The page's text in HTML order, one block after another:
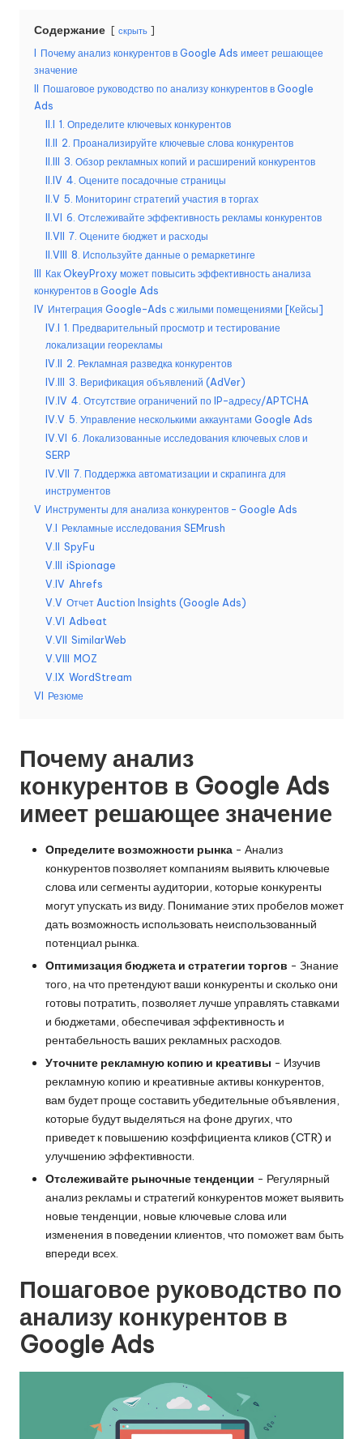
п
я
п
р
-
k
e
y
Содержание скрыть
I Почему анализ конкурентов в Google Ads имеет решающее
значение
II Пошаговое руководство по анализу конкурентов в Google
Ads
II.I 1. Определите ключевых конкурентов
II.II 2. Проанализируйте ключевые слова конкурентов
II.III 3. Обзор рекламных копий и расширений конкурентов
II.IV 4. Оцените посадочные страницы
II.V 5. Мониторинг стратегий участия в торгах
II.VI 6. Отслеживайте эффективность рекламы конкурентов
II.VII 7. Оцените бюджет и расходы
II.VIII 8. Используйте данные о ремаркетинге
III Как OkeyProxy может повысить эффективность анализа
конкурентов в Google Ads
IV Интеграция Google-Ads с жилыми помещениями [Кейсы]
IV.I 1. Предварительный просмотр и тестирование
локализации георекламы
IV.II 2. Рекламная разведка конкурентов
IV.III 3. Верификация объявлений (AdVer)
IV.IV 4. Отсутствие ограничений по IP-адресу/APTCHA
IV.V 5. Управление несколькими аккаунтами Google Ads
IV.VI 6. Локализованные исследования ключевых слов и
SERP
IV.VII 7. Поддержка автоматизации и скрапинга для
инструментов
V Инструменты для анализа конкурентов - Google Ads
V.I Рекламные исследования SEMrush
V.II SpyFu
V.III iSpionage
V.IV Ahrefs
V.V Отчет Auction Insights (Google Ads)
V.VI Adbeat
V.VII SimilarWeb
V.VIII MOZ
V.IX WordStream
VI Резюме
Почему анализ
конкурентов в Google Ads
имеет решающее значение
Определите возможности рынка - Анализ
конкурентов позволяет компаниям выявить ключевые
слова или сегменты аудитории, которые конкуренты
могут упускать из виду. Понимание этих пробелов может
дать возможность использовать неиспользованный
потенциал рынка.
Оптимизация бюджета и стратегии торгов - Знание
того, на что претендуют ваши конкуренты и сколько они
готовы потратить, позволяет лучше управлять ставками
и бюджетами, обеспечивая эффективность и
рентабельность ваших рекламных расходов.
Уточните рекламную копию и креативы - Изучив
рекламную копию и креативные активы конкурентов,
вам будет проще составить убедительные объявления,
которые будут выделяться на фоне других, что
приведет к повышению коэффициента кликов (CTR) и
улучшению эффективности.
Отслеживайте рыночные тенденции - Регулярный
анализ рекламы и стратегий конкурентов может выявить
новые тенденции, новые ключевые слова или
изменения в поведении клиентов, что поможет вам быть
впереди всех.
Пошаговое руководство по
анализу конкурентов в
Google Ads